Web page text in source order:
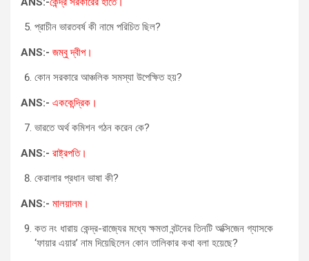
প্রাচীন ভারতবর্ষ কী নামে পরিচিত ছিল?
ANS:- জম্বু দ্বীপ।
কোন সরকারে আঞ্চলিক সমস্যা উপেক্ষিত হয়?
ANS:- এককেন্দ্রিক।
ভারতে অর্থ কমিশন গঠন করেন কে?
ANS:- রাষ্ট্রপতি।
কেরালার প্রধান ভাষা কী?
ANS:- মালয়ালম।
কত নং ধারায় কেন্দ্র-রাজ্যের মধ্যে ক্ষমতা বন্টনের তিনটি অক্সিজেন গ্যাসকে
‘ফায়ার এয়ার’ নাম দিয়েছিলেন কোন তালিকার কথা বলা হয়েছে?